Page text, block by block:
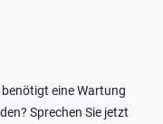
eine Wartung
Sprechen Sie jetzt